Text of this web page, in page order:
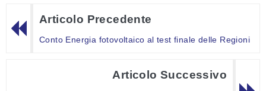
Articolo Precedente
Conto Energia fotovoltaico al test finale delle Regioni
Articolo Successivo